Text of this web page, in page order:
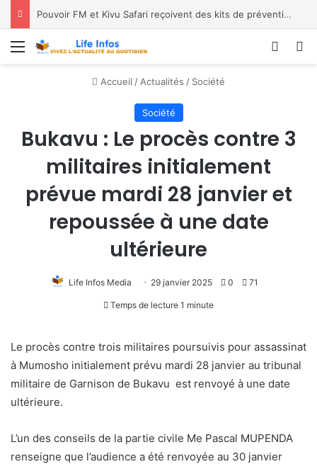
Pouvoir FM et Kivu Safari reçoivent des kits de prévention
Menu
Accueil / Actualités / Société
Société
Bukavu : Le procès contre 3
militaires initialement
prévue mardi 28 janvier et
repoussée à une date
ultérieure
Life Infos Media 29 janvier 2025 0 71
Temps de lecture 1 minute
Le procès contre trois militaires poursuivis pour assassinat
à Mumosho initialement prévu mardi 28 janvier au tribunal
militaire de Garnison de Bukavu est renvoyé à une date
ultérieure.
L’un des conseils de la partie civile Me Pascal MUPENDA
renseigne que l’audience a été renvoyée au 30 janvier